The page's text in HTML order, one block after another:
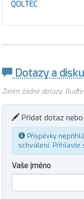
QOLTEC
Dotazy a
Zatím žádné dotazy.
Přidat dotaz
Příspěvky
schválení. Přihlaste
Vaše jméno